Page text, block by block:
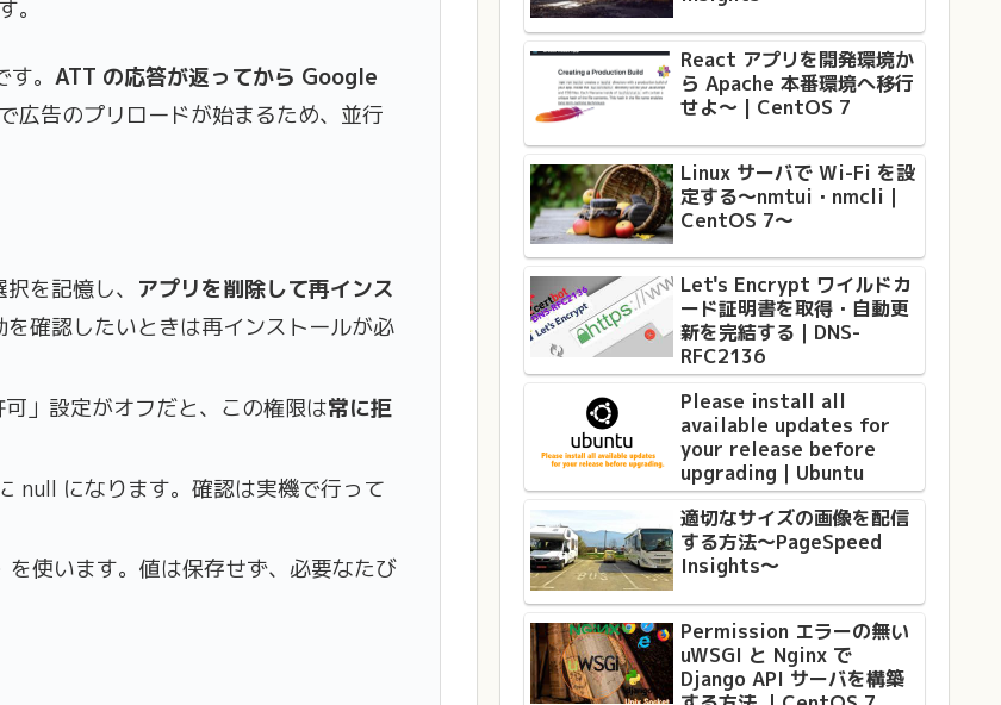
。
す。ATT の応答が返ってから Google
広告のプリロードが始まるため、並行
を記憶し、 アプリを削除して再インス
を確認したいときは再インストールが必
」設定がオフだと、この権限は常に拒
null になります。確認は実機で行って
を使います。値は保存せず、必要なたび
React アプリを開発環境か
ら Apache 本番環境へ移行
せよ〜 | CentOS 7
Linux サーバで Wi-Fi を設
定する〜nmtui・nmcli｜
CentOS 7〜
Let's Encrypt ワイルドカ
ード証明書を取得・自動更
新を完結する｜DNS-
RFC2136
Please install all
available updates for
your release before
upgrading｜Ubuntu
適切なサイズの画像を配信
する方法〜PageSpeed
Insights〜
Permission エラーの無い
uWSGI と Nginx で
Django API サーバを構築